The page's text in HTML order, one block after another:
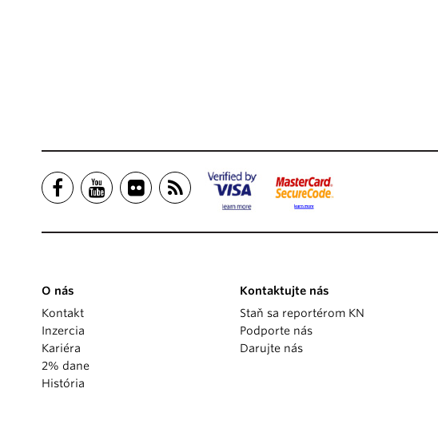
O nás
Kontakt
Inzercia
Kariéra
2% dane
História
Kontaktujte nás
Staň sa reportérom KN
Podporte nás
Darujte nás